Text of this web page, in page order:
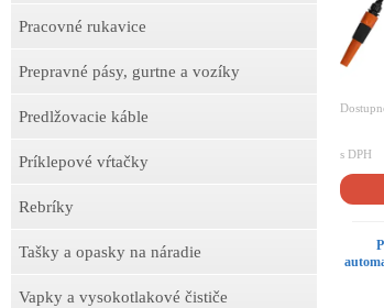
Pracovné rukavice
Prepravné pásy, gurtne a vozíky
Predlžovacie káble
Príklepové vŕtačky
Rebríky
Tašky a opasky na náradie
Vapky a vysokotlakové čističe
s DPH